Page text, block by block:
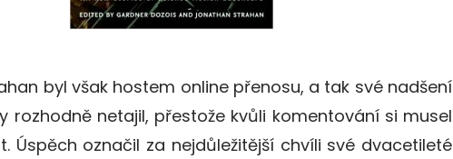
byl však hostem online přenosu, a tak své nadšení
rozhodně netajil, přestože kvůli komentování si musel
Úspěch označil za nejdůležitější chvíli své dvacetileté